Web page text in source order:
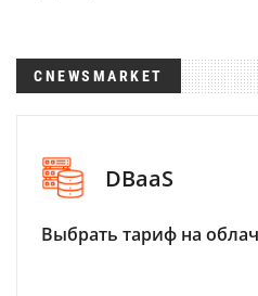
CNEWSMARKET
DBaaS
Выбрать тариф на